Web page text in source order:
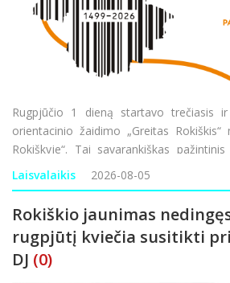
Rugpjūčio 1 dieną startavo trečiasis
orientacinio žaidimo „Greitas Rokiškis“
Rokiškyje“. Tai savarankiškas
pažinsite Rokiškį ir sprendžiant užduotis
Laisvalaikis 2026-08-05
Rokiškio jaunimas
rugpjūtį kviečia susitikti
DJ (0)